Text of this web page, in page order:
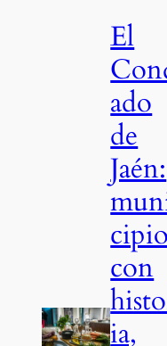
El
ado
de
Jaén:
con
ia,